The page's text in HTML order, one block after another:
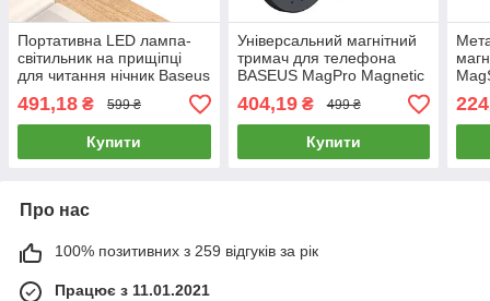
Портативна LED лампа-
світильник на прищіпці
для читання нічник Baseus
Comfort Reading Mini Clip
Lamp (чорний)
491,18 ₴ 599 ₴
Купити
Універсальний магнітний
тримач для телефона
BASEUS MagPro Magnetic
Foldable з підтримкою
MagSafe (чорний)
404,19₴ 499 ₴
Купити
Про нас
100% позитивних з 259 відгуків за рік
Працює з 11.01.2021